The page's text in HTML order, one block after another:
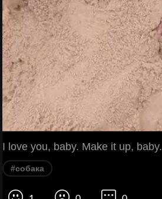
I love you, baby. Make it up, baby.
#собака